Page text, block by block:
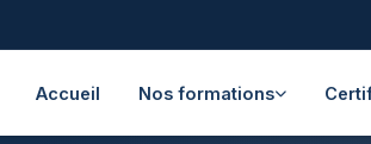
Accueil Nos formations